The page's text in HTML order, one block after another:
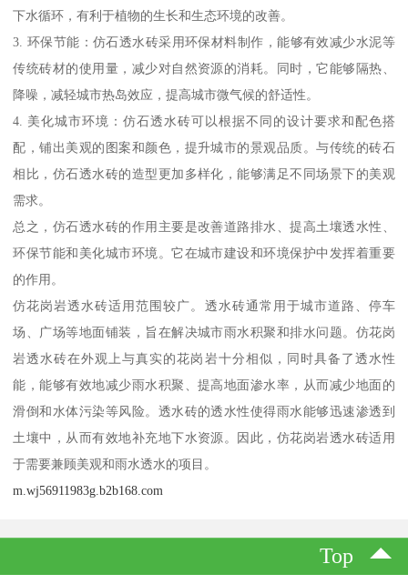
下水循环，有利于植物的生长和生态环境的改善。
3. 环保节能：仿石透水砖采用环保材料制作，能够有效减少水泥等
传统砖材的使用量，减少对自然资源的消耗。同时，它能够隔热、
降噪，减轻城市热岛效应，提高城市微气候的舒适性。
4. 美化城市环境：仿石透水砖可以根据不同的设计要求和配色搭
配，铺出美观的图案和颜色，提升城市的景观品质。与传统的砖石
相比，仿石透水砖的造型更加多样化，能够满足不同场景下的美观
需求。
总之，仿石透水砖的作用主要是改善道路排水、提高土壤透水性、
环保节能和美化城市环境。它在城市建设和环境保护中发挥着重要
的作用。
仿花岗岩透水砖适用范围较广。透水砖通常用于城市道路、停车
场、广场等地面铺装，旨在解决城市雨水积聚和排水问题。仿花岗
岩透水砖在外观上与真实的花岗岩十分相似，同时具备了透水性
能，能够有效地减少雨水积聚、提高地面渗水率，从而减少地面的
滑倒和水体污染等风险。透水砖的透水性使得雨水能够迅速渗透到
土壤中，从而有效地补充地下水资源。因此，仿花岗岩透水砖适用
于需要兼顾美观和雨水透水的项目。
m.wj56911983g.b2b168.com
Top